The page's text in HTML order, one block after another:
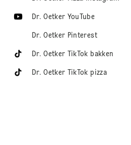
Dr. Oetker YouTube
Dr. Oetker Pinterest
Dr. Oetker TikTok bakken
Dr. Oetker TikTok pizza